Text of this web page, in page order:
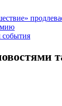
события